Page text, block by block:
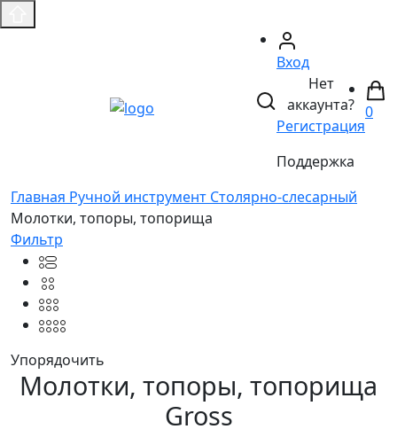
Вход
Нет
аккаунта?
Регистрация
Поддержка
0
Главная Ручной инструмент Столярно-слесарный
Молотки, топоры, топорища
Фильтр
Упорядочить
Молотки, топоры, топорища
Gross